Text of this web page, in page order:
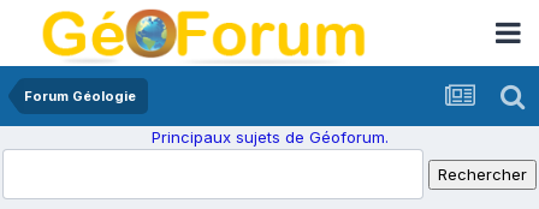
Forum Géologie
Principaux sujets de Géoforum.